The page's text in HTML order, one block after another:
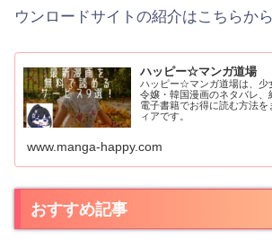
ウンロードサイトの紹介はこちらか
ハッピー☆マンガ道場
ハッピー☆マンガ道場は、少
令嬢・韓国漫画のネタバレ、
電子書籍でお得に読む方法
ィアです。
www.manga-happy.com
おすすめ記事